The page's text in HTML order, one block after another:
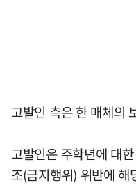
고발인 측은 한 매체의
고발인은 주학년에 대
조(금지행위) 위반에 해